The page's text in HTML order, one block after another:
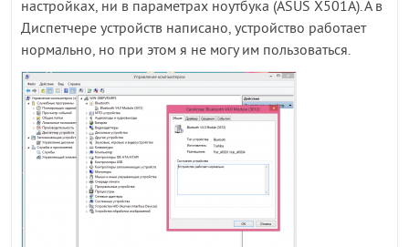
настройках, ни в параметрах ноутбука (ASUS X501A). А в
Диспетчере устройств написано, устройство работает
нормально, но при этом я не могу им пользоваться.